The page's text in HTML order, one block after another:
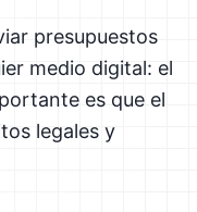
presupuestos
medio digital: el
es que el
legales y